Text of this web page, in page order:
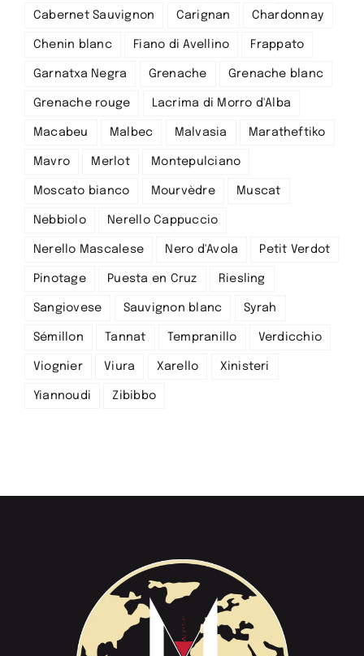
Cabernet Sauvignon Carignan Chardonnay
Chenin blanc Fiano di Avellino Frappato
Garnatxa Negra Grenache Grenache blanc
Grenache rouge Lacrima di Morro d'Alba
Macabeu Malbec Malvasia Maratheftiko
Mavro Merlot Montepulciano
Moscato bianco Mourvèdre Muscat
Nebbiolo Nerello Cappuccio
Nerello Mascalese Nero d'Avola Petit Verdot
Pinotage Puesta en Cruz Riesling
Sangiovese Sauvignon blanc Syrah
Sémillon Tannat Tempranillo Verdicchio
Viognier Viura Xarello Xinisteri
Yiannoudi Zibibbo